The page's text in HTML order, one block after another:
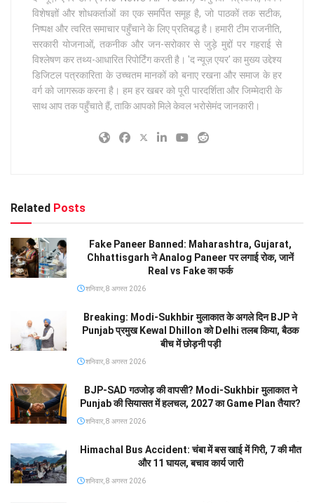
विशेषज्ञों और शोधकर्ताओं का एक समर्पित समूह है, जो पाठकों तक सटीक,
निष्पक्ष और त्वरित समाचार पहुँचाने के लिए प्रतिबद्ध है। हमारी टीम राजनीति,
सरकारी योजनाओं, तकनीक और जन-सरोकार से जुड़े मुद्दों पर गहराई से
विश्लेषण कर तथ्य-आधारित रिपोर्टिंग करती है। 'द न्यूज़ एयर' का मुख्य उद्देश्य
डिजिटल पत्रकारिता के उच्चतम मानकों को बनाए रखना और समाज के हर
वर्ग को जागरूक करना है। हम हर खबर को पूरी पारदर्शिता और जिम्मेदारी के
साथ आप तक पहुँचाते हैं, ताकि आपको मिले केवल भरोसेमंद जानकारी।
Related Posts
Fake Paneer Banned: Maharashtra, Gujarat,
Chhattisgarh ने Analog Paneer पर लगाई रोक, जानें
Real vs Fake का फर्क
शनिवार, 8 अगस्त 2026
Breaking: Modi-Sukhbir मुलाकात के अगले दिन BJP ने
Punjab प्रमुख Kewal Dhillon को Delhi तलब किया, बैठक
बीच में छोड़नी पड़ी
शनिवार, 8 अगस्त 2026
BJP-SAD गठजोड़ की वापसी? Modi-Sukhbir मुलाकात ने
Punjab की सियासत में हलचल, 2027 का Game Plan तैयार?
शनिवार, 8 अगस्त 2026
Himachal Bus Accident: चंबा में बस खाई में गिरी, 7 की मौत
और 11 घायल, बचाव कार्य जारी
शनिवार, 8 अगस्त 2026